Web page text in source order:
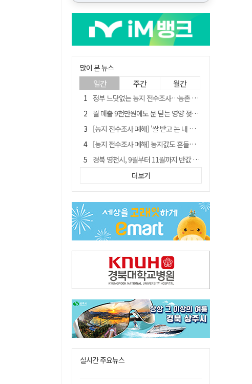
많이 본 뉴스
일간 주간 월간
정부 느닷없는 농지 전수조사…농촌 들쑤시는 '경자유전'의 칼날
월 매출 9천만원에도 문 닫는 영양 젖소농장… "일할 사람이 없어"
[농지 전수조사 폐해] '쌀 받고 논 내 준' 도지농 이제 어쩌나?
[농지 전수조사 폐해] 농지값도 흔들리나…"도지 막히면 헐값 매물 나올 수도"
경북 영천시, 9월부터 11월까지 반값 여행 혜택 제공
'솔리다임 IPO 추진설' SK하이닉스, 주가 9% 급락
[농지 전수조사 폐해] 실경작농·청년농 부담도 커진다
아쉬운 태클
김주수 전 의성군수 공덕비 결국 철거… 문화재법 위반 원상복구
더보기
실시간 주요뉴스